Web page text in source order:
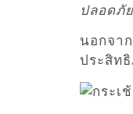
ปลอดภัย
นอกจา
ประสิท